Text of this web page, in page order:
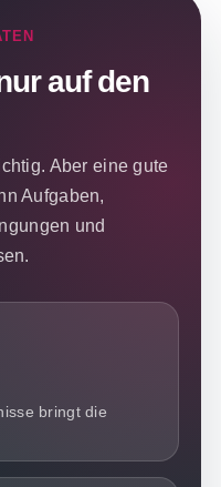
auf den
Aber eine gute
Aufgaben,
und
bringt die